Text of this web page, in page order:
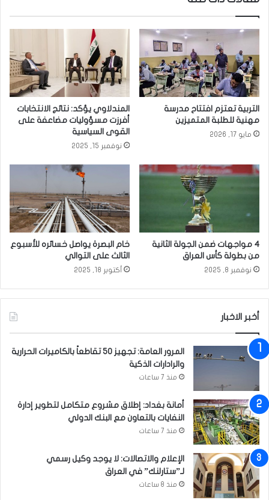
ز
ف
ة
ف
ب
د
د
ع
ل
ل
ل
ص
ف
ا
ل
التربية تعتزم افتتاح مدرسة
مهنية للطلبة المتميزين
مايو 17, 2026
المندلاوي يؤكد: نتائج الانتخابات
أفرزت مسؤوليات مضاعفة على
القوى السياسية
نوفمبر 15, 2025
4 مواجهات ضمن الجولة الثانية
من بطولة كأس العراق
نوفمبر 8, 2025
خام البصرة يواصل خسائره للأسبوع
الثالث على التوالي
أكتوبر 18, 2025
أخبر الاخبار
المرور العامة: تجهيز 50 تقاطعاً بالكاميرات الحرارية
والرادارات الذكية
منذ 7 ساعات
أمانة بغداد: إطلاق مشروع متكامل لتطوير إدارة
النفايات بالتعاون مع البنك الدولي
منذ 7 ساعات
الإعلام والاتصالات: لا يوجد وكيل رسمي
لـ”ستارلنك” في العراق
منذ 8 ساعات